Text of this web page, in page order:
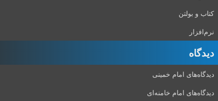
کتاب و بولتن
نرم‌افزار
دیدگاه‌
دیدگاه‌های امام خمینی
دیدگاه‌های امام خامنه‌ای